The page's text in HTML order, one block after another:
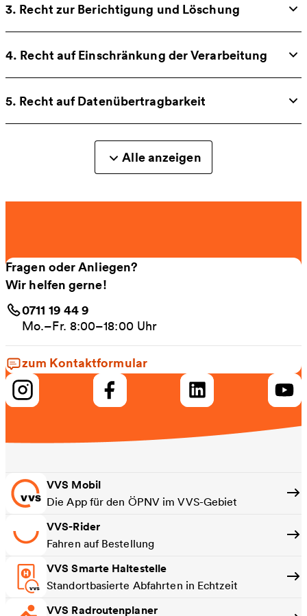
3. Recht zur Berichtigung und Löschung
4. Recht auf Einschränkung der Verarbeitung
5. Recht auf Datenübertragbarkeit
Alle anzeigen
Fragen oder Anliegen?
Wir helfen gerne!
0711 19 44 9
Mo.–Fr. 8:00–18:00 Uhr
zum Kontaktformular
VVS Mobil
Die App für den ÖPNV im VVS-Gebiet
VVS-Rider
Fahren auf Bestellung
VVS Smarte Haltestelle
Standortbasierte Abfahrten in Echtzeit
VVS Radroutenplaner